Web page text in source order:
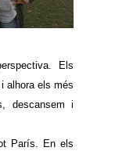
Els
alhora els més
descansem i
París. En els